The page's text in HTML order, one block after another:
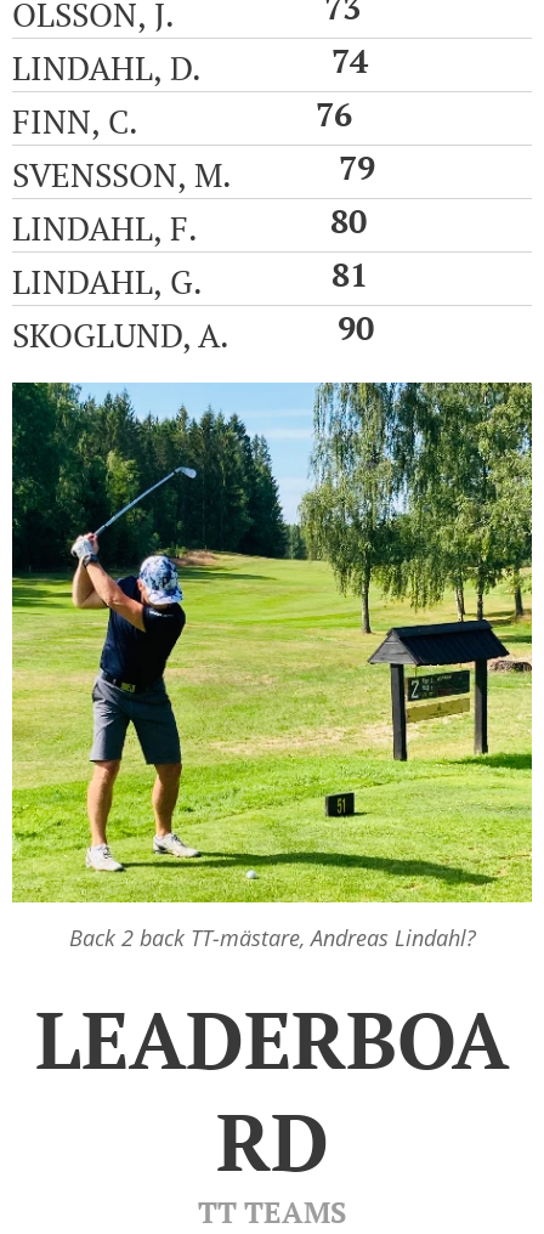
OLSSON, J.
LINDAHL, D.
74
FINN, C.
76
SVENSSON, M.
79
LINDAHL, F.
80
LINDAHL, G.
81
SKOGLUND, A.
90
Back 2 back TT-mästare, Andreas Lindahl?
LEADERBOA
RD
TT TEAMS